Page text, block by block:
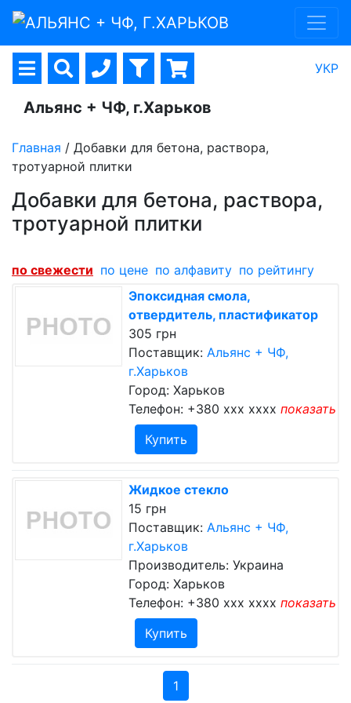
УКР
Альянс + ЧФ, г.Харьков
Главная / Добавки для бетона, раствора,
тротуарной плитки
Добавки для бетона, раствора,
тротуарной плитки
по cвежести по цене по алфавиту по рейтингу
Эпоксидная смола,
отвердитель, пластификатор
305 грн
Поставщик: Альянс + ЧФ,
г.Харьков
Город: Харьков
Телефон: +380 xxx xxxx показать
Купить
Жидкое стекло
15 грн
Поставщик: Альянс + ЧФ,
г.Харьков
Производитель: Украина
Город: Харьков
Телефон: +380 xxx xxxx показать
Купить
1